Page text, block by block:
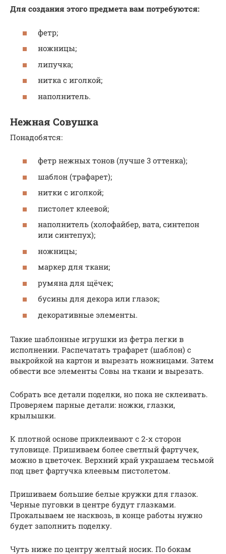
Для создания этого предмета вам потребуются:
фетр;
ножницы;
липучка;
нитка с иголкой;
наполнитель.
Нежная Совушка
Понадобятся:
фетр нежных тонов (лучше 3 оттенка);
шаблон (трафарет);
нитки с иголкой;
пистолет клеевой;
наполнитель (холофайбер, вата, синтепон
или синтепух);
ножницы;
маркер для ткани;
румяна для щёчек;
бусины для декора или глазок;
декоративные элементы.
Такие шаблонные игрушки из фетра легки в
исполнении. Распечатать трафарет (шаблон) с
выкройкой на картон и вырезать ножницами. Затем
обвести все элементы Совы на ткани и вырезать.
Собрать все детали поделки, но пока не склеивать.
Проверяем парные детали: ножки, глазки,
крылышки.
К плотной основе приклеивают с 2-х сторон
туловище. Пришиваем более светлый фартучек,
можно в цветочек. Верхний край украшаем тесьмой
под цвет фартучка клеевым пистолетом.
Пришиваем большие белые кружки для глазок.
Черные пуговки в центре будут глазками.
Прокалываем не насквозь, в конце работы нужно
будет заполнить поделку.
Чуть ниже по центру желтый носик. По бокам